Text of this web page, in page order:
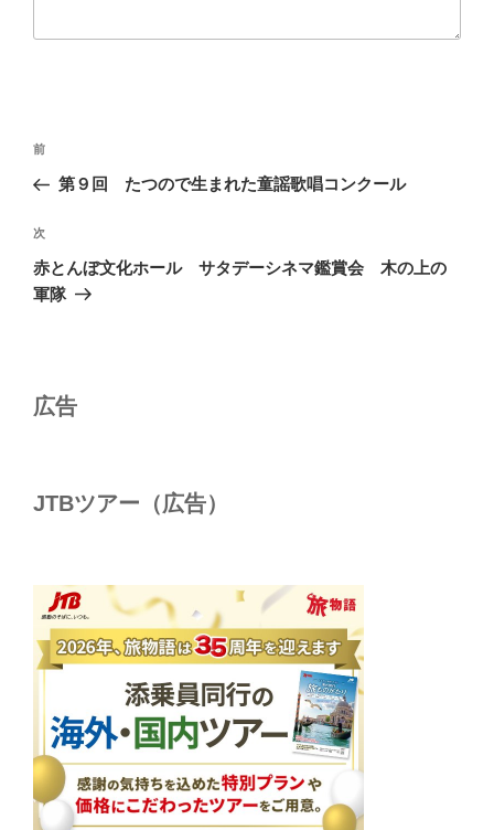
投
ナ
ビ
ゲ
ー
前
の
稿
前
第９回 たつので生まれた童謡歌唱コンクール
次
の
投
次
赤とんぼ文化ホール サタデーシネマ鑑賞会 木の上の
軍隊
広告
JTBツアー（広告）